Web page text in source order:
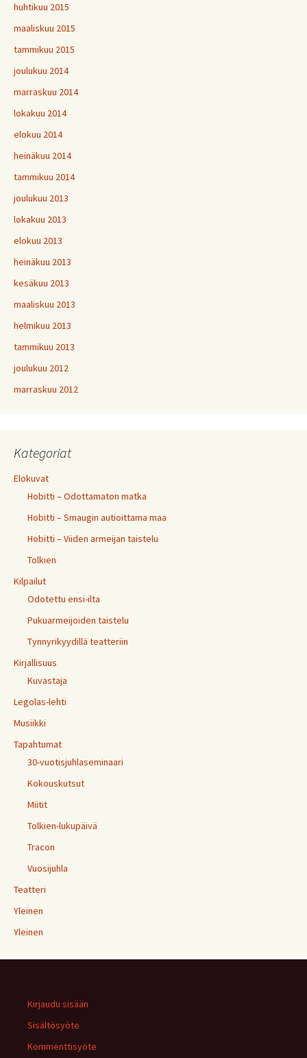
huhtikuu 2015
maaliskuu 2015
tammikuu 2015
joulukuu 2014
marraskuu 2014
lokakuu 2014
elokuu 2014
heinäkuu 2014
tammikuu 2014
joulukuu 2013
lokakuu 2013
elokuu 2013
heinäkuu 2013
kesäkuu 2013
maaliskuu 2013
helmikuu 2013
tammikuu 2013
joulukuu 2012
marraskuu 2012
Kategoriat
Elokuvat
Hobitti – Odottamaton matka
Hobitti – Smaugin autioittama maa
Hobitti – Viiden armeijan taistelu
Tolkien
Kilpailut
Odotettu ensi-ilta
Pukuarmeijoiden taistelu
Tynnyrikyydillä teatteriin
Kirjallisuus
Kuvastaja
Legolas-lehti
Musiikki
Tapahtumat
30-vuotisjuhlaseminaari
Kokouskutsut
Miitit
Tolkien-lukupäivä
Tracon
Vuosijuhla
Teatteri
Yleinen
Yleinen
Kirjaudu sisään
Sisältösyöte
Kommenttisyöte